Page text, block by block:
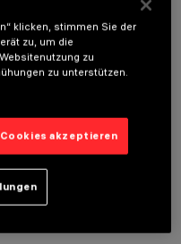
klicken, stimmen Sie der
zu, um die
zu
zu unterstützen.
akzeptieren